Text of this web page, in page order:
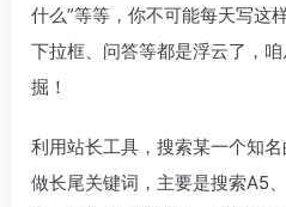
什么”等等，你不可能每天写这
下拉框、问答等都是浮云了，
掘！
利用站长工具，搜索某一个知
做长尾关键词，主要是搜索A5